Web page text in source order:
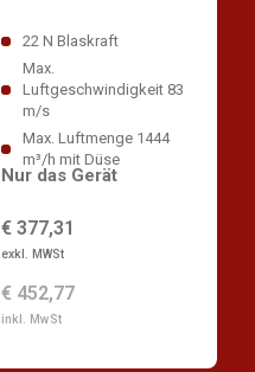
22 N Blaskraft
Max.
Luftgeschwindigkeit 83
m/s
Max. Luftmenge 1444
m³/h mit Düse
€ 377,31
exkl. MWSt
€ 452,77
inkl. MwSt
Nur das Gerät